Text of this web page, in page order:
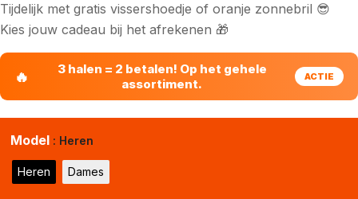
Tijdelijk met gratis vissershoedje of oranje zonnebril 😎
Kies jouw cadeau bij het afrekenen 🎁
3 halen = 2 betalen! Op het gehele
assortiment.
Model : Heren
Heren Dames